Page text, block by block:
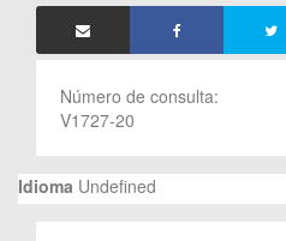
Número de consulta:
V1727-20
Idioma Undefined